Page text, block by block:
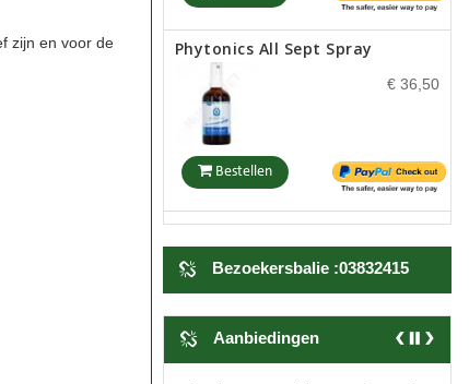
zijn en voor de
Phytonics All Sept Spray
€ 36,50
Bestellen
Creme Calendula
€ 9,85